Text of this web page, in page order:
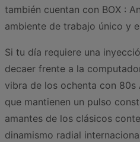
también cuentan con BOX :
ambiente de trabajo único y
Si tu día requiere una
decaer frente a la
vibra de los ochenta con 80s
que mantienen un pulso
amantes de los clásicos
dinamismo radial